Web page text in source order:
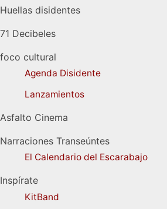
Huellas disidentes
71 Decibeles
foco cultural
Agenda Disidente
Lanzamientos
Asfalto Cinema
Narraciones Transeúntes
El Calendario del Escarabajo
Inspírate
KitBand